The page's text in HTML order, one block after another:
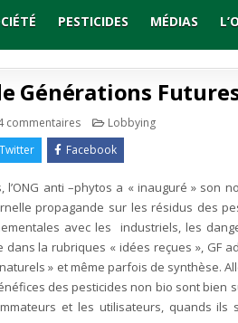
PESTICIDES MÉDIAS
Générations
commentairessur
sur
le
site
Générations
Futures
Publié
Lobbying
Twitter Facebook
l’ONG anti –phytos a « inauguré » son
propagande sur les résidus des
avec les industriels, les
la rubriques « idées reçues », GF
» et même parfois de synthèse.
des pesticides non bio sont bien
et les utilisateurs, quands ils